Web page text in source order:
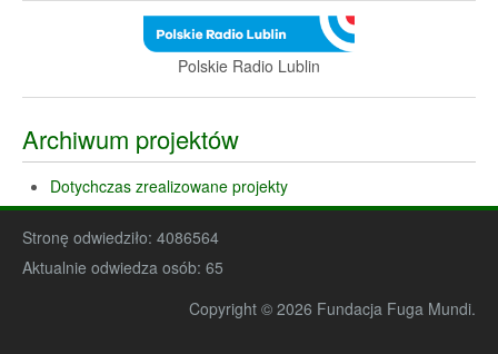
Polskie Radio Lublin
Archiwum projektów
Dotychczas zrealizowane projekty
Stronę odwiedziło: 4086564
Aktualnie odwiedza osób: 65
Copyright © 2026 Fundacja Fuga Mundi.